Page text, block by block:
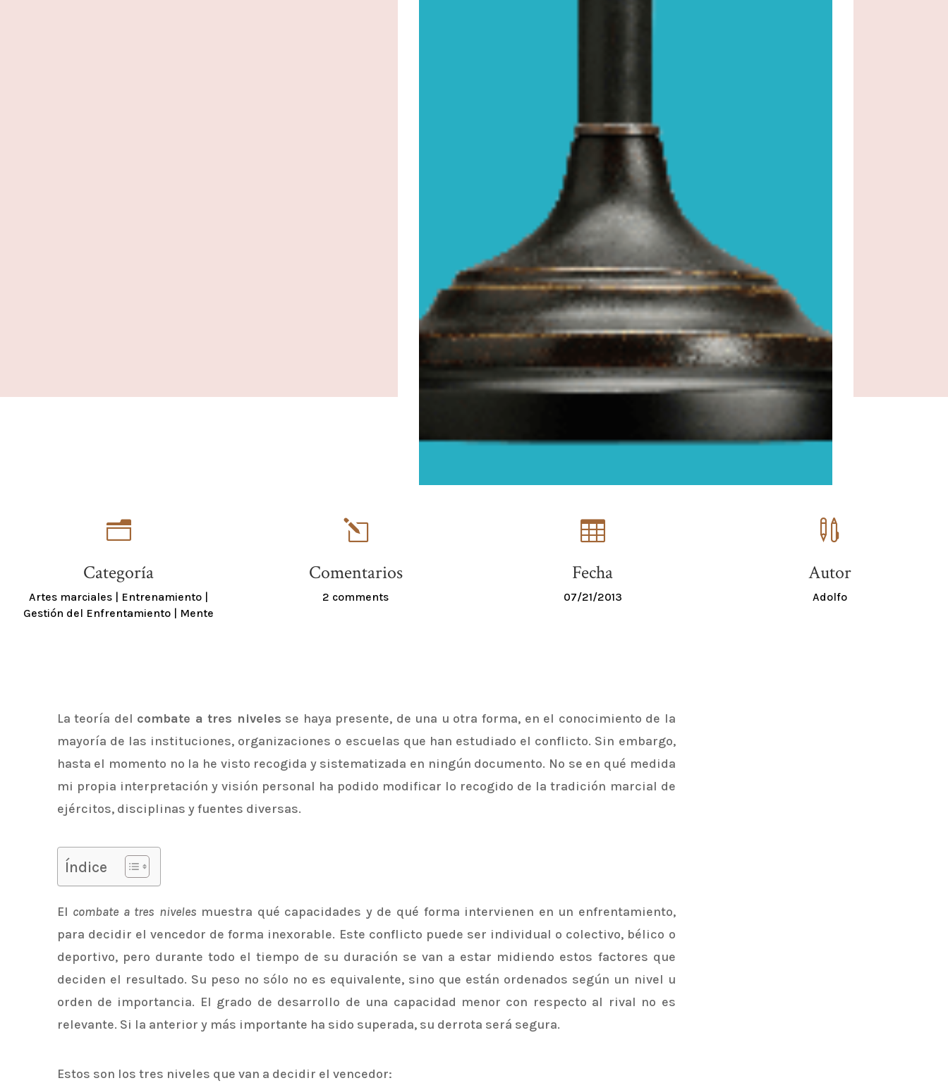
n
Categoría
Artes marciales Entrenamiento
Gestión del Enfrentamiento
Mente
l
Comentarios
2 comments

Fecha
07/21/2013

Autor
Adolfo
La teoría del combate a tres niveles se haya presente, de una u otra forma, en el conocimiento de la
mayoría de las instituciones, organizaciones o escuelas que han estudiado el conflicto. Sin embargo,
hasta el momento no la he visto recogida y sistematizada en ningún documento. No se en qué medida
mi propia interpretación y visión personal ha podido modificar lo recogido de la tradición marcial de
ejércitos, disciplinas y fuentes diversas.
Índice
El combate a tres niveles muestra qué capacidades y de qué forma intervienen en un enfrentamiento,
para decidir el vencedor de forma inexorable. Este conflicto puede ser individual o colectivo, bélico o
deportivo, pero durante todo el tiempo de su duración se van a estar midiendo estos factores que
deciden el resultado. Su peso no sólo no es equivalente, sino que están ordenados según un nivel u
orden de importancia. El grado de desarrollo de una capacidad menor con respecto al rival no es
relevante. Si la anterior y más importante ha sido superada, su derrota será segura.
Estos son los tres niveles que van a decidir el vencedor: